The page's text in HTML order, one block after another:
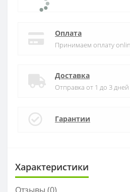
Оплата
Принимаем оплату
Доставка
Отправка от 1 до 3 дней
Гарантии
Характеристики